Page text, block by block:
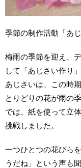
季節の制作活動「あ
梅雨の季節を迎え、
して「あじさい作り
あじさいは、この時
とりどりの花が雨の
では、紙を使って立
挑戦しました。
一つひとつの花びら
うだね」という声も